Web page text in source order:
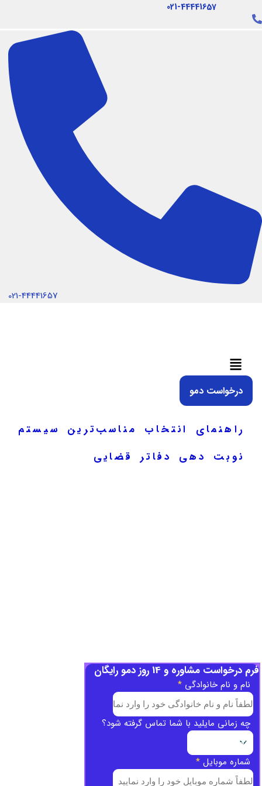
به
021-44441657
021-44441657
منو
درخواست دمو
راهنمای انتخاب مناسب‌ترین سیستم
نوبت دهی دفاتر قضایی
فرم درخواست مشاوره و 14 روز دمو رایگان
نام و نام خانوادگی *
چه زمانی مایلید با شما تماس گرفته شود؟
شماره موبایل *